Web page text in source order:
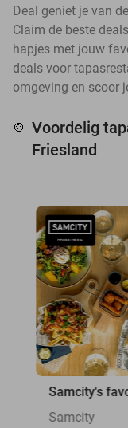
Deal geniet je van
Claim de beste
hapjes met jouw
deals voor
omgeving en scoor
🍲 Voordelig
Friesland
Samcity's
Samcity